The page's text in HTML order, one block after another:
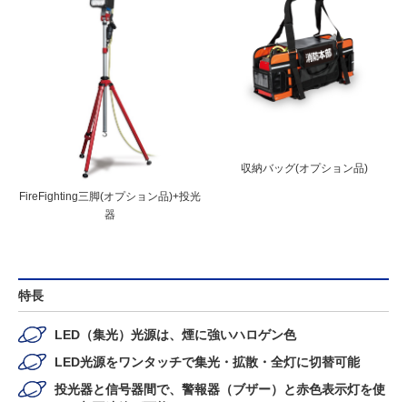
FireFighting三脚(オプション品)+投光
器
収納バッグ(オプション品)
特長
LED（集光）光源は、煙に強いハロゲン色
LED光源をワンタッチで集光・拡散・全灯に切替可能
投光器と信号器間で、警報器（ブザー）と赤色表示灯を使